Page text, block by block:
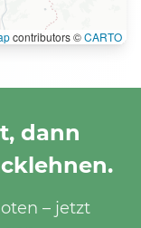
contributors ©CARTO
dann
– jetzt